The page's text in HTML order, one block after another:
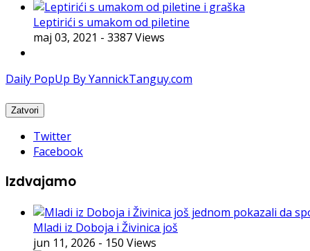
Leptirići s umakom od piletine
maj 03, 2021 - 3387 Views
Daily PopUp By YannickTanguy.com
Twitter
Facebook
Izdvajamo
Mladi iz Doboja i Živinica još
jun 11, 2026 - 150 Views